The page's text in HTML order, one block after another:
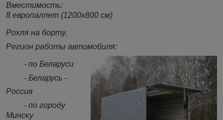
Вместимость:
8 европаллет (1200х800 см)
Рохля на борту.
Регион работы автомобиля:
- по Беларуси
- Беларусь -
Россия
- по городу
Минску